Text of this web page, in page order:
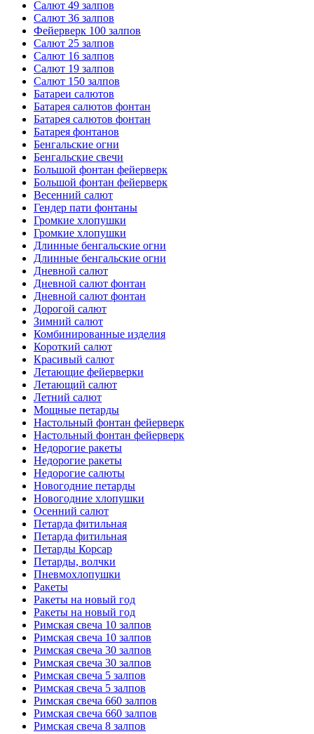
Салют 49 залпов
Салют 36 залпов
Фейерверк 100 залпов
Салют 25 залпов
Салют 16 залпов
Салют 19 залпов
Салют 150 залпов
Батареи салютов
Батарея салютов фонтан
Батарея салютов фонтан
Батарея фонтанов
Бенгальские огни
Бенгальские свечи
Большой фонтан фейерверк
Большой фонтан фейерверк
Весенний салют
Гендер пати фонтаны
Громкие хлопушки
Громкие хлопушки
Длинные бенгальские огни
Длинные бенгальские огни
Дневной салют
Дневной салют фонтан
Дневной салют фонтан
Дорогой салют
Зимний салют
Комбинированные изделия
Короткий салют
Красивый салют
Летающие фейерверки
Летающий салют
Летний салют
Мощные петарды
Настольный фонтан фейерверк
Настольный фонтан фейерверк
Недорогие ракеты
Недорогие ракеты
Недорогие салюты
Новогодние петарды
Новогодние хлопушки
Осенний салют
Петарда фитильная
Петарда фитильная
Петарды Корсар
Петарды, волчки
Пневмохлопушки
Ракеты
Ракеты на новый год
Ракеты на новый год
Римская свеча 10 залпов
Римская свеча 10 залпов
Римская свеча 30 залпов
Римская свеча 30 залпов
Римская свеча 5 залпов
Римская свеча 5 залпов
Римская свеча 660 залпов
Римская свеча 660 залпов
Римская свеча 8 залпов